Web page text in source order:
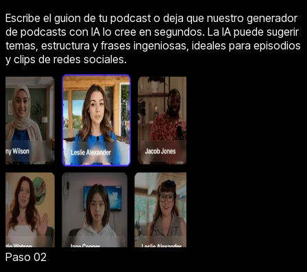
Escribe el guion de tu podcast o deja que nuestro generador
de podcasts con IA lo cree en segundos. La IA puede sugerir
temas, estructura y frases ingeniosas, ideales para episodios
y clips de redes sociales.
Paso 02